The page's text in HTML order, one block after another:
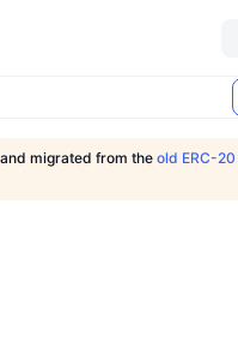
migrated from theold ERC-